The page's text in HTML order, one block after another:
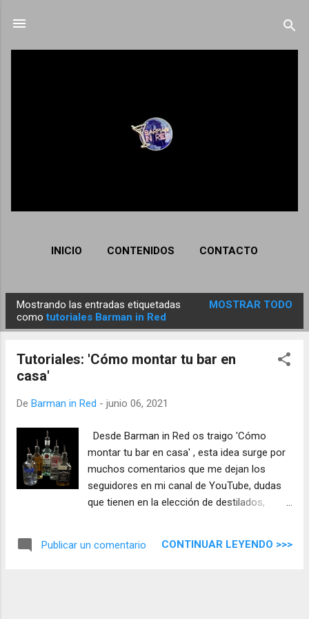
INICIO CONTENIDOS CONTACTO
n
Mostrando las entradas etiquetadas
comotutoriales Barman in Red
MOSTRAR TODO
Tutoriales: 'Cómo montar tu bar en
casa'
De Barman in Red - junio 06, 2021
Desde Barman in Red os traigo 'Cómo
montar tu bar en casa' , esta idea surge por
muchos comentarios que me dejan los
seguidores en mi canal de YouTube, dudas
que tienen en la elección de destilados,
Publicar un comentario CONTINUAR LEYENDO >>>